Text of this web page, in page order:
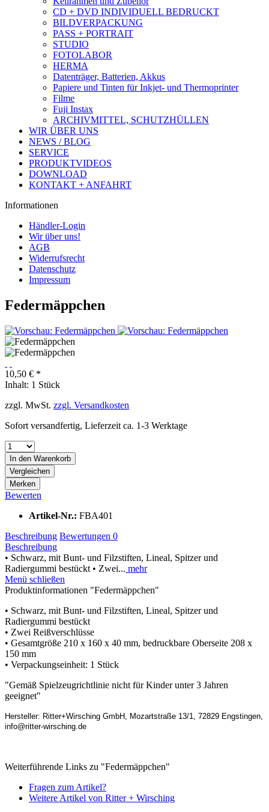
CD + DVD INDIVIDUELL BEDRUCKT
BILDVERPACKUNG
PASS + PORTRAIT
STUDIO
FOTOLABOR
HERMA
Datenträger, Batterien, Akkus
Papiere und Tinten für Inkjet- und Thermoprinter
Filme
Fuji Instax
ARCHIVMITTEL, SCHUTZHÜLLEN
WIR ÜBER UNS
NEWS / BLOG
SERVICE
PRODUKTVIDEOS
DOWNLOAD
KONTAKT + ANFAHRT
Informationen
Händler-Login
Wir über uns!
AGB
Widerrufsrecht
Datenschutz
Impressum
Federmäppchen
10,50 € *
Inhalt: 1 Stück
zzgl. MwSt. zzgl. Versandkosten
Sofort versandfertig, Lieferzeit ca. 1-3 Werktage
In den Warenkorb
Vergleichen
Merken
Bewerten
Artikel-Nr.: FBA401
Beschreibung Bewertungen 0
Beschreibung
• Schwarz, mit Bunt- und Filzstiften, Lineal, Spitzer und
Radiergummi bestückt • Zwei... mehr
Menü schließen
Produktinformationen "Federmäppchen"
• Schwarz, mit Bunt- und Filzstiften, Lineal, Spitzer und
Radiergummi bestückt
• Zwei Reißverschlüsse
• Gesamtgröße 210 x 160 x 40 mm, bedruckbare Oberseite 208 x
150 mm
• Verpackungseinheit: 1 Stück
"Gemäß Spielzeugrichtlinie nicht für Kinder unter 3 Jahren
geeignet"
Hersteller: Ritter+Wirsching GmbH, Mozartstraße 13/1, 72829 Engstingen,
info@ritter-wirsching.de
Weiterführende Links zu "Federmäppchen"
Fragen zum Artikel?
Weitere Artikel von Ritter + Wirsching